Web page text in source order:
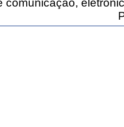
comunicação,